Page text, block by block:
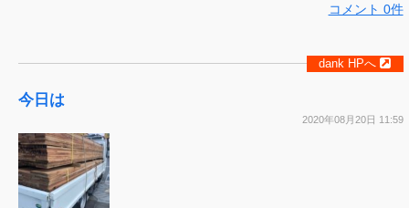
コメント 0件
今日は
dank HPへ
2020年08月20日 11:59